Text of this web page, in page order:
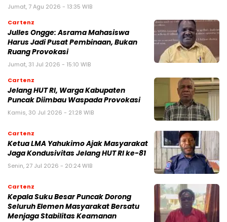
Jumat, 7 Agu 2026 - 13:35 WIB
Cartenz
Julles Ongge: Asrama Mahasiswa
Harus Jadi Pusat Pembinaan, Bukan
Ruang Provokasi
Jumat, 31 Jul 2026 - 15:10 WIB
Cartenz
Jelang HUT RI, Warga Kabupaten
Puncak Diimbau Waspada Provokasi
Kamis, 30 Jul 2026 - 21:28 WIB
Cartenz
Ketua LMA Yahukimo Ajak Masyarakat
Jaga Kondusivitas Jelang HUT RI ke-81
Senin, 27 Jul 2026 - 20:24 WIB
Cartenz
Kepala Suku Besar Puncak Dorong
Seluruh Elemen Masyarakat Bersatu
Menjaga Stabilitas Keamanan